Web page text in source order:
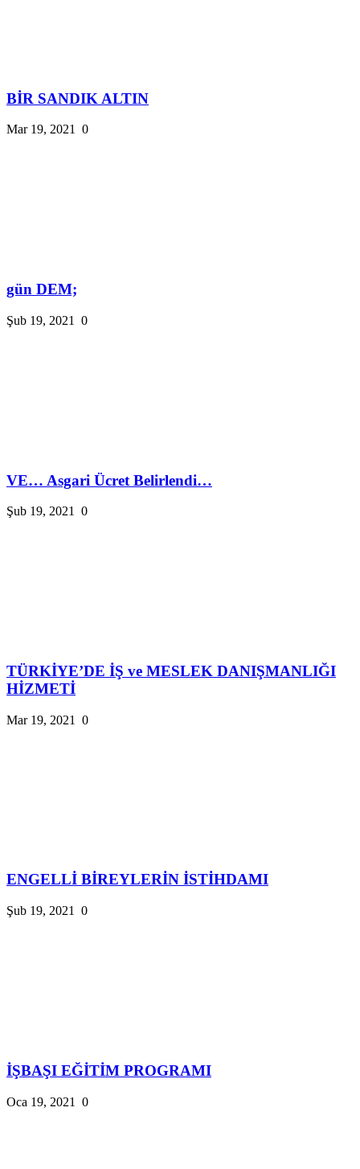
BİR SANDIK ALTIN
Mar 19, 2021 0
gün DEM;
Şub 19, 2021 0
VE… Asgari Ücret Belirlendi…
Şub 19, 2021 0
TÜRKİYE’DE İŞ ve MESLEK DANIŞMANLIĞI
HİZMETİ
Mar 19, 2021 0
ENGELLİ BİREYLERİN İSTİHDAMI
Şub 19, 2021 0
İŞBAŞI EĞİTİM PROGRAMI
Oca 19, 2021 0